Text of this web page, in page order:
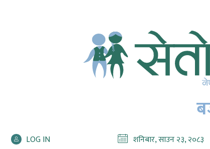
LOG IN शनिबार, साउन २३, २०८३